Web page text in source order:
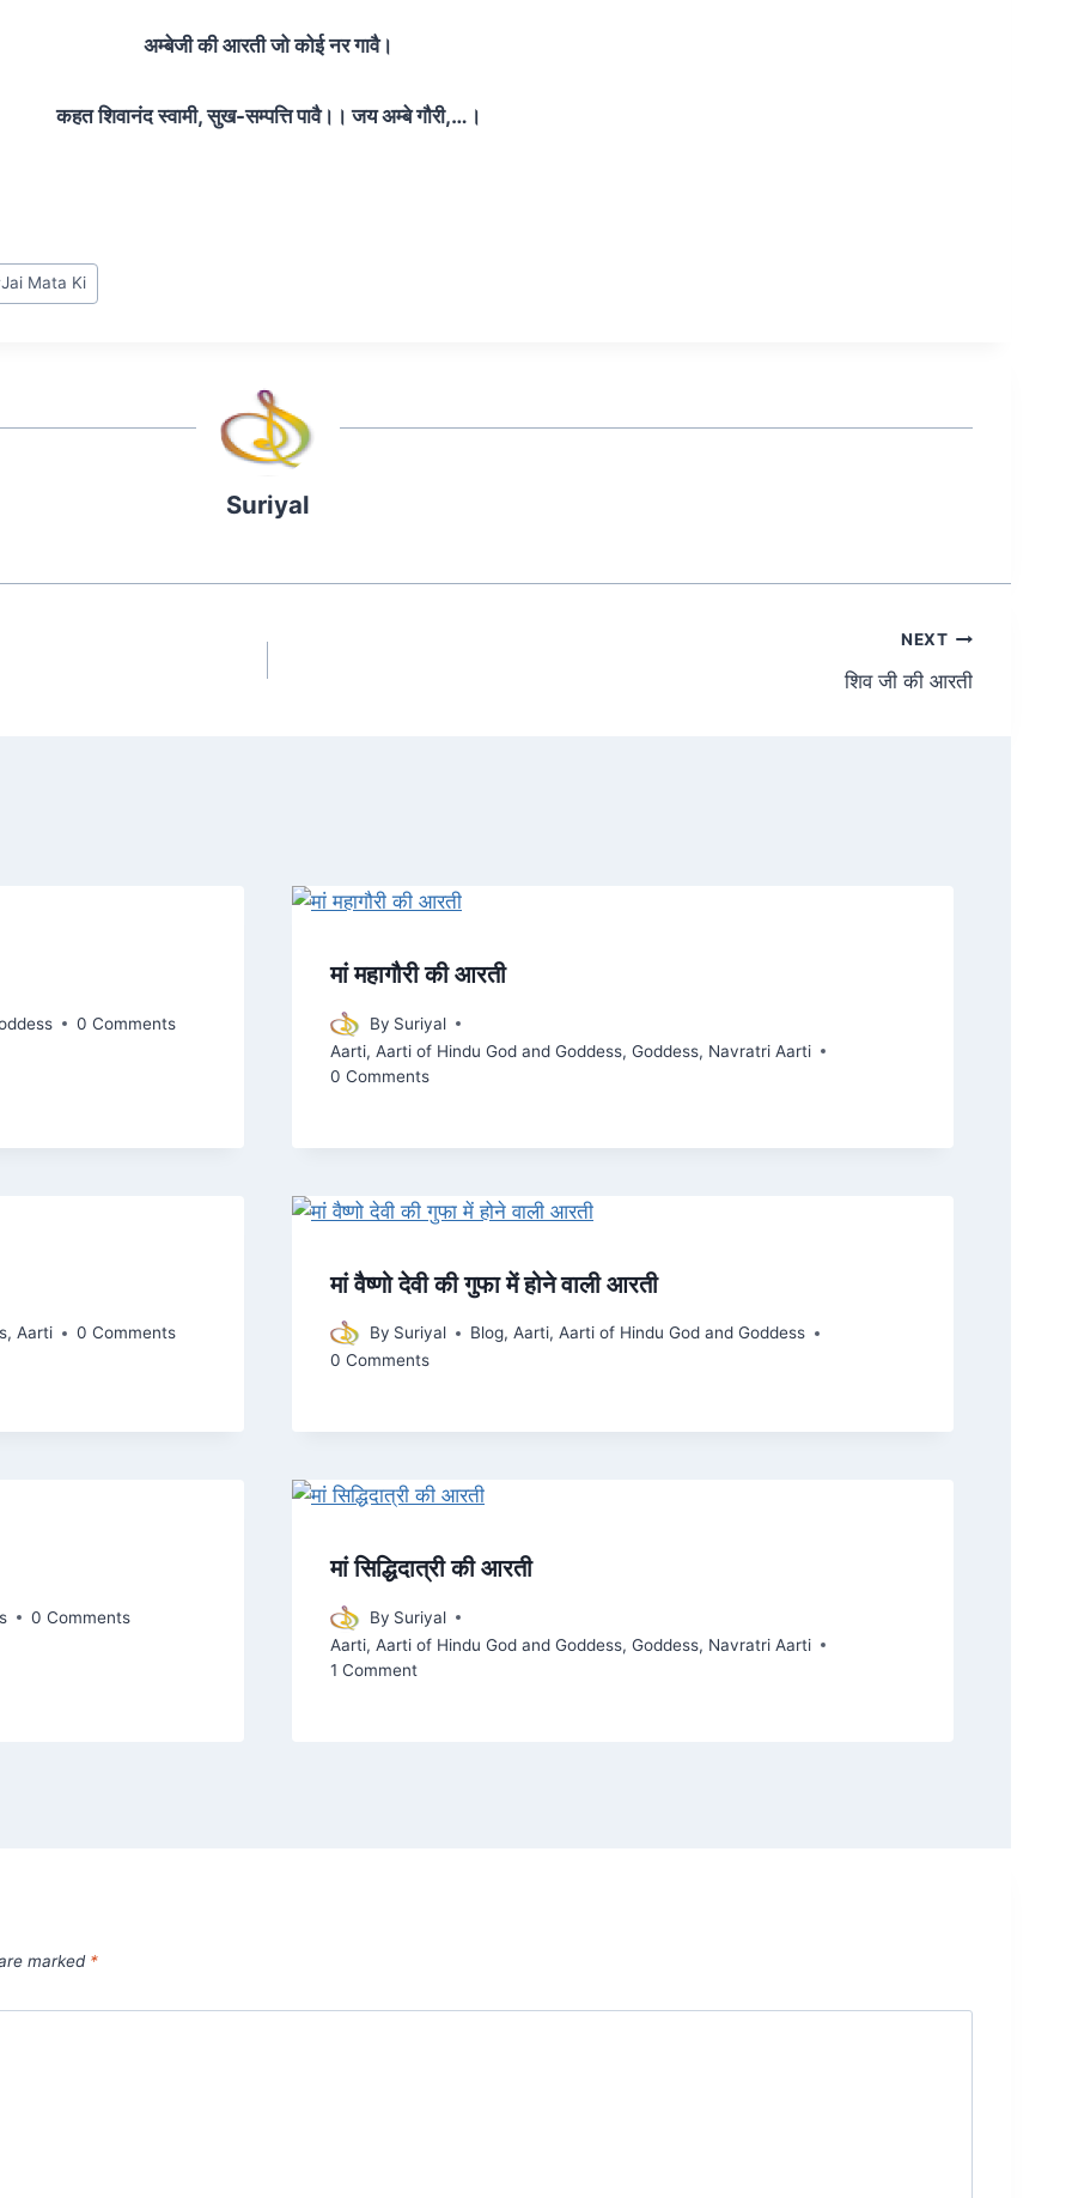
अम्बेजी की आरती जो कोई नर गावै।
कहत शिवानंद स्वामी, सुख-सम्पत्ति पावै।। जय अम्बे गौरी,…।
Jai Mata Ki
Suriyal
NEXT
शिव जी की आरती
0 Comments
मां महागौरी की आरती
By Suriyal
Aarti, Aarti of Hindu God and Goddess, Goddess, Navratri Aarti
0 Comments
,Aarti 0 Comments
मां वैष्णो देवी की गुफा में होने वाली आरती
By Suriyal Blog,Aarti,Aarti of Hindu God and Goddess
0 Comments
0 Comments
मां सिद्धिदात्री की आरती
By Suriyal
Aarti, Aarti of Hindu God and Goddess, Goddess, Navratri Aarti
1 Comment
marked *